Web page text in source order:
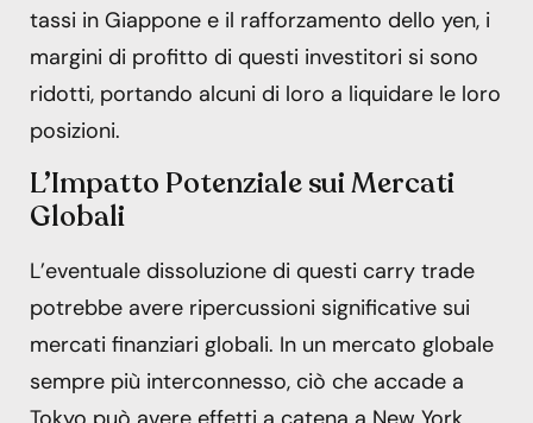
tassi in Giappone e il rafforzamento dello yen, i
margini di profitto di questi investitori si sono
ridotti, portando alcuni di loro a liquidare le loro
posizioni.
L’Impatto Potenziale sui Mercati
Globali
L’eventuale dissoluzione di questi carry trade
potrebbe avere ripercussioni significative sui
mercati finanziari globali. In un mercato globale
sempre più interconnesso, ciò che accade a